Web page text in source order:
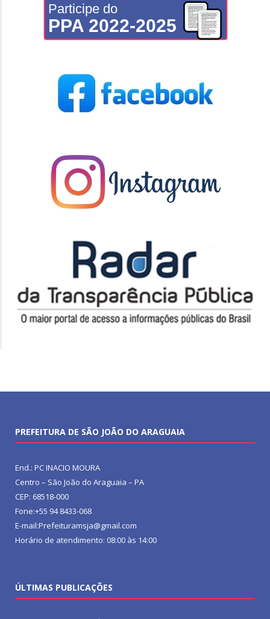
Participe do
PPA 2022-2025
PREFEITURA DE SÃO JOÃO DO ARAGUAIA
End.: PC INACIO MOURA
Centro – São João do Araguaia – PA
CEP: 68518-000
Fone:+55 94 8433-068
E-mail:Prefeituramsja@gmail.com
Horário de atendimento: 08:00 às 14:00
ÚLTIMAS PUBLICAÇÕES